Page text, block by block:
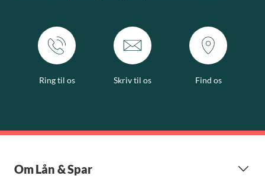
Ring til os Skriv til os Find os
Om Lån & Spar